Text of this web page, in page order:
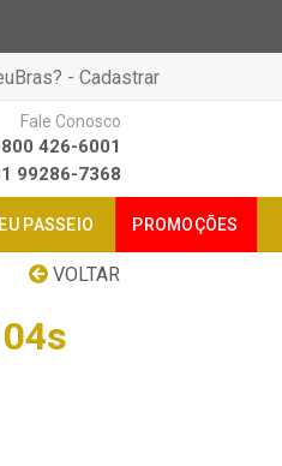
- Cadastrar
Fale Conosco
426-6001
99286-7368
PASSEIO PROMOÇÕES
VOLTAR